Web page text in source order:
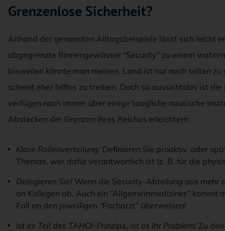
Grenzenlose Sicherheit?
Anhand der genannten Alltagsbeispiele lässt sich leicht
abgegrenzte Binnengewässer “Security” zu einem
bisweilen könnte man meinen, Land ist nur noch selten
scheint eher hilflos zu treiben. Doch so aussichtslos ist
verfügen noch immer über einige taugliche nautische
Abstecken der Grenzen ihres Reiches erleichtern:
Klare Rollenverteilung: Definieren Sie proaktiv, oder
Themas, wer dafür verantwortlich ist (z. B. für die
Delegieren Sie! Wenn die Security-Abteilung aus mehr
an Kollegen ab. Auch ein “Allgemeinmediziner” kommt
Fall an den jeweiligen “Facharzt” überweisen!
Ist es Teil des TAHOI-Prinzips, ist es Ihr Problem! Zu